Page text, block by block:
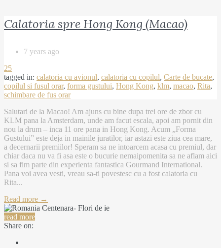
Calatoria spre Hong Kong (Macao)
7 years ago
25
tagged in: calatoria cu avionul, calatoria cu copilul, Carte de bucate,
copilul si fusul orar, forma gustului, Hong Kong, klm, macao, Rita,
schimbare de fus orar
Salutari de la Macao! Am ajuns cu bine dupa trei ore de zbor cu
KLM pana la Amsterdam, unde am facut escala, apoi am pornit din
nou la drum – inca 11 ore pana in Hong Kong. Acum „Forma
Gustului” este deja in mainile juratilor, iar astazi este ziua cea mare,
a decernarii premiilor! Speram sa ne intoarcem acasa cu premiul, dar
chiar daca nu va fi asa este o bucurie nemaipomenita sa ne aflam aici
si sa fim parte din experienta fantastica Gourmand International.
Pana voi avea vesti, vreau sa-ti povestesc cu a fost calatoria cu
Rita...
Read more →
read more
Share on: